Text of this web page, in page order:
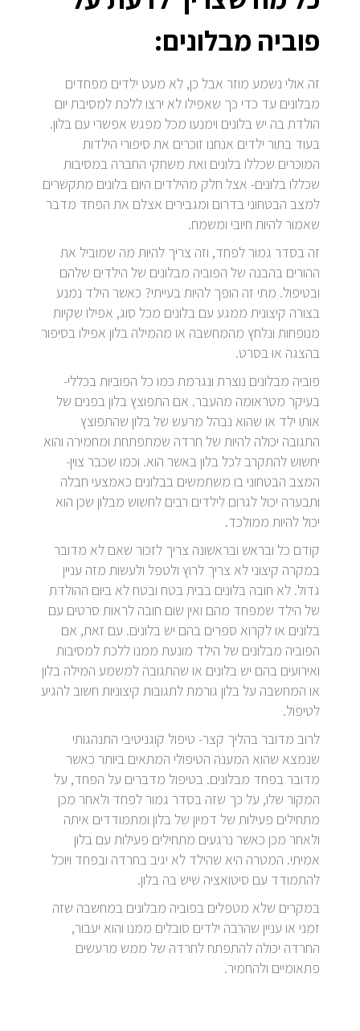
פוביה מבלונים:
זה אולי נשמע מוזר אבל כן, לא מעט ילדים מפחדים
מבלונים עד כדי כך שאפילו לא ירצו ללכת למסיבת יום
הולדת בה יש בלונים וימנעו מכל מפגש אפשרי עם בלון.
בעוד בתור ילדים אנחנו זוכרים את סיפורי הילדות
המוכרים שכללו בלונים ואת משחקי החברה במסיבות
שכללו בלונים- אצל חלק מהילדים היום בלונים מתקשרים
למצב הבטחוני בדרום ומגבירים אצלם את הפחד מדבר
שאמור להיות חיובי ומשמח.
זה בסדר גמור לפחד, וזה צריך להיות מה שמוביל את
ההורים בהבנה של הפוביה מבלונים של הילדים שלהם
ובטיפול. מתי זה הופך להיות בעייתי? כאשר הילד נמנע
בצורה קיצונית ממגע עם בלונים מכל סוג, אפילו שקיות
מנופחות ונלחץ מהמחשבה או מהמילה בלון אפילו בסיפור
בהצגה או בסרט.
פוביה מבלונים נוצרת ונגרמת כמו כל הפוביות בכללי-
בעיקר מטראומה מהעבר. אם התפוצץ בלון בפנים של
אותו ילד או שהוא נבהל מרעש של בלון שהתפוצץ
התגובה יכולה להיות של חרדה שמתפתחת ומחמירה והוא
יחשוש להתקרב לכל בלון באשר הוא. וכמו שכבר צוין-
המצב הבטחוני בו משתמשים בבלונים כאמצעי חבלה
ותבערה יכול לגרום לילדים רבים לחשוש מבלון שכן הוא
יכול להיות ממולכד.
קודם כל ובראש ובראשונה צריך לזכור שאם לא מדובר
במקרה קיצוני לא צריך לרוץ ולטפל ולעשות מזה עניין
גדול. לא חובה בלונים בבית בטח ובטח לא ביום ההולדת
של הילד שמפחד מהם ואין שום חובה לראות סרטים עם
בלונים או לקרוא ספרים בהם יש בלונים. עם זאת, אם
הפוביה מבלונים של הילד מונעת ממנו ללכת למסיבות
ואירועים בהם יש בלונים או שהתגובה למשמע המילה בלון
או המחשבה על בלון גורמת לתגובות קיצוניות חשוב להגיע
לטיפול.
לרוב מדובר בהליך קצר- טיפול קוגניטיבי התנהגותי
שנמצא שהוא המענה הטיפולי המתאים ביותר כאשר
מדובר בפחד מבלונים. בטיפול מדברים על הפחד, על
המקור שלו, על כך שזה בסדר גמור לפחד ולאחר מכן
מתחילים פעילות של דמיון של בלון ומתמודדים איתה
ולאחר מכן כאשר נרגעים מתחילים פעילות עם בלון
אמיתי. המטרה היא שהילד לא יגיב בחרדה ובפחד ויוכל
להתמודד עם סיטואציה שיש בה בלון.
במקרים שלא מטפלים בפוביה מבלונים במחשבה שזה
זמני או עניין שהרבה ילדים סובלים ממנו והוא יעבור,
החרדה יכולה להתפתח לחרדה של ממש מרעשים
פתאומיים ולהחמיר.